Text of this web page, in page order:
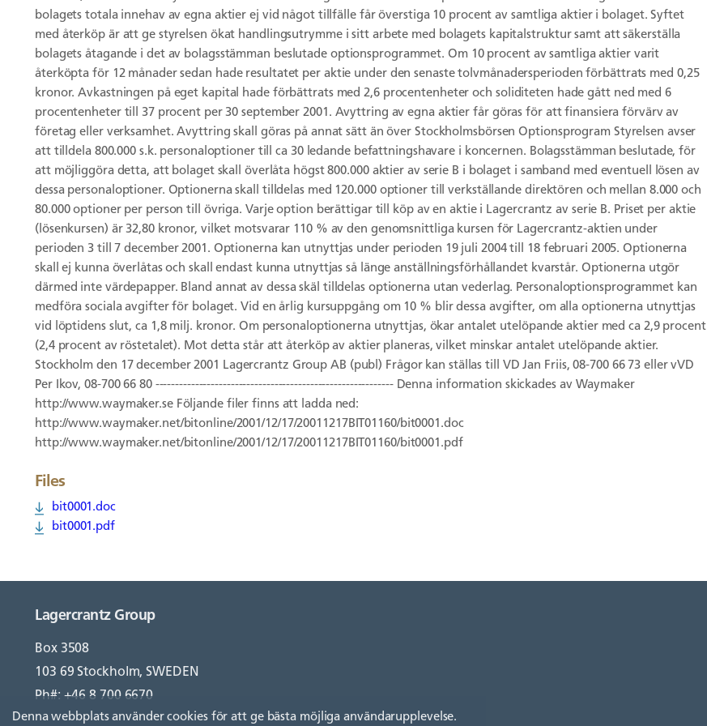
bolagets totala innehav av egna aktier ej vid något tillfälle får överstiga 10 procent av samtliga aktier i bolaget. Syftet
med återköp är att ge styrelsen ökat handlingsutrymme i sitt arbete med bolagets kapitalstruktur samt att säkerställa
bolagets åtagande i det av bolagsstämman beslutade optionsprogrammet. Om 10 procent av samtliga aktier varit
återköpta för 12 månader sedan hade resultatet per aktie under den senaste tolvmånadersperioden förbättrats med 0,25
kronor. Avkastningen på eget kapital hade förbättrats med 2,6 procentenheter och soliditeten hade gått ned med 6
procentenheter till 37 procent per 30 september 2001. Avyttring av egna aktier får göras för att finansiera förvärv av
företag eller verksamhet. Avyttring skall göras på annat sätt än över Stockholmsbörsen Optionsprogram Styrelsen avser
att tilldela 800.000 s.k. personaloptioner till ca 30 ledande befattningshavare i koncernen. Bolagsstämman beslutade, för
att möjliggöra detta, att bolaget skall överlåta högst 800.000 aktier av serie B i bolaget i samband med eventuell lösen av
dessa personaloptioner. Optionerna skall tilldelas med 120.000 optioner till verkställande direktören och mellan 8.000 och
80.000 optioner per person till övriga. Varje option berättigar till köp av en aktie i Lagercrantz av serie B. Priset per aktie
(lösenkursen) är 32,80 kronor, vilket motsvarar 110 % av den genomsnittliga kursen för Lagercrantz-aktien under
perioden 3 till 7 december 2001. Optionerna kan utnyttjas under perioden 19 juli 2004 till 18 februari 2005. Optionerna
skall ej kunna överlåtas och skall endast kunna utnyttjas så länge anställningsförhållandet kvarstår. Optionerna utgör
därmed inte värdepapper. Bland annat av dessa skäl tilldelas optionerna utan vederlag. Personaloptionsprogrammet kan
medföra sociala avgifter för bolaget. Vid en årlig kursuppgång om 10 % blir dessa avgifter, om alla optionerna utnyttjas
vid löptidens slut, ca 1,8 milj. kronor. Om personaloptionerna utnyttjas, ökar antalet utelöpande aktier med ca 2,9 procent
(2,4 procent av röstetalet). Mot detta står att återköp av aktier planeras, vilket minskar antalet utelöpande aktier.
Stockholm den 17 december 2001 Lagercrantz Group AB (publ) Frågor kan ställas till VD Jan Friis, 08-700 66 73 eller vVD
Per Ikov, 08-700 66 80 ------------------------------------------------------------ Denna information skickades av Waymaker
http://www.waymaker.se Följande filer finns att ladda ned:
http://www.waymaker.net/bitonline/2001/12/17/20011217BIT01160/bit0001.doc
http://www.waymaker.net/bitonline/2001/12/17/20011217BIT01160/bit0001.pdf
Files
bit0001.doc
bit0001.pdf
Lagercrantz Group
Box 3508
103 69 Stockholm, SWEDEN
Ph#: +46 8 700 6670
Denna webbplats använder cookies för att ge bästa möjliga användarupplevelse.